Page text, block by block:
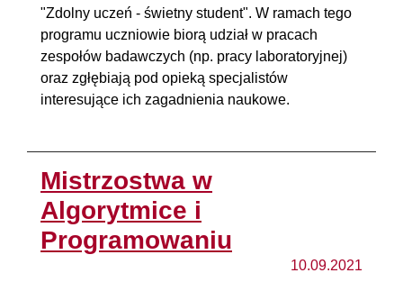
"Zdolny uczeń - świetny student". W ramach tego
programu uczniowie biorą udział w pracach
zespołów badawczych (np. pracy laboratoryjnej)
oraz zgłębiają pod opieką specjalistów
interesujące ich zagadnienia naukowe.
Mistrzostwa w
Algorytmice i
Programowaniu
10.09.2021